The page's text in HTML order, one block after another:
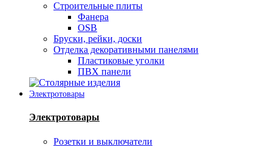
Строительные плиты
Фанера
OSB
Бруски, рейки, доски
Отделка декоративными панелями
Пластиковые уголки
ПВХ панели
Электротовары
Электротовары
Розетки и выключатели